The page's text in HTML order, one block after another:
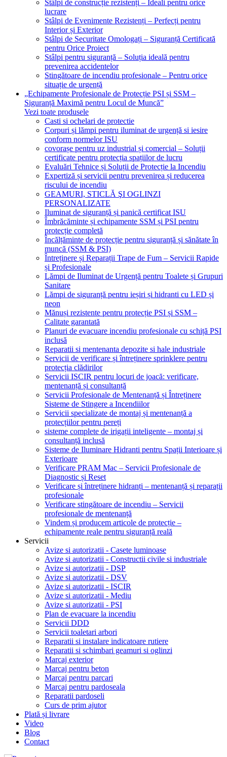
Stâlpi de construcție rezistenți – Ideali pentru orice
lucrare
Stâlpi de Evenimente Rezistenți – Perfecți pentru
Interior și Exterior
Stâlpi de Securitate Omologați – Siguranță Certificată
pentru Orice Proiect
Stâlpi pentru siguranță – Soluția ideală pentru
prevenirea accidentelor
Stingătoare de incendiu profesionale – Pentru orice
situație de urgență
„Echipamente Profesionale de Protecție PSI și SSM –
Siguranță Maximă pentru Locul de Muncă”
Vezi toate produsele
Casti si ochelari de protectie
Corpuri și lămpi pentru iluminat de urgență si iesire
conform normelor ISU
covorașe pentru uz industrial și comercial – Soluții
certificate pentru protecția spațiilor de lucru
Evaluări Tehnice și Soluții de Protecție la Incendiu
Expertiză și servicii pentru prevenirea și reducerea
riscului de incendiu
GEAMURI, STICLĂ ŞI OGLINZI
PERSONALIZATE
Iluminat de siguranță și panică certificat ISU
Îmbrăcăminte și echipamente SSM și PSI pentru
protecție completă
Încălțăminte de protecție pentru siguranță și sănătate în
muncă (SSM & PSI)
Întreținere și Reparații Trape de Fum – Servicii Rapide
și Profesionale
Lămpi de Iluminat de Urgență pentru Toalete și Grupuri
Sanitare
Lămpi de siguranță pentru ieșiri și hidranti cu LED și
neon
Mănuși rezistente pentru protecție PSI și SSM –
Calitate garantată
Planuri de evacuare incendiu profesionale cu schiță PSI
inclusă
Reparatii si mentenanta depozite si hale industriale
Servicii de verificare și întreținere sprinklere pentru
protecția clădirilor
Servicii ISCIR pentru locuri de joacă: verificare,
mentenanță și consultanță
Servicii Profesionale de Mentenanță și Întreținere
Sisteme de Stingere a Incendiilor
Servicii specializate de montaj și mentenanță a
protecțiilor pentru pereți
sisteme complete de irigații inteligente – montaj și
consultanță inclusă
Sisteme de Iluminare Hidranti pentru Spații Interioare și
Exterioare
Verificare PRAM Mac – Servicii Profesionale de
Diagnostic și Reset
Verificare și întreținere hidranți – mentenanță și reparații
profesionale
Verificare stingătoare de incendiu – Servicii
profesionale de mentenanță
Vindem și producem articole de protecție –
echipamente reale pentru siguranță reală
Servicii
Avize si autorizatii - Casete luminoase
Avize si autorizatii - Constructii civile si industriale
Avize si autorizatii - DSP
Avize si autorizatii - DSV
Avize si autorizatii - ISCIR
Avize si autorizatii - Mediu
Avize si autorizatii - PSI
Plan de evacuare la incendiu
Servicii DDD
Servicii toaletari arbori
Reparatii si instalare indicatoare rutiere
Reparatii si schimbari geamuri si oglinzi
Marcaj exterior
Marcaj pentru beton
Marcaj pentru parcari
Marcaj pentru pardoseala
Reparatii pardoseli
Curs de prim ajutor
Plată și livrare
Video
Blog
Contact